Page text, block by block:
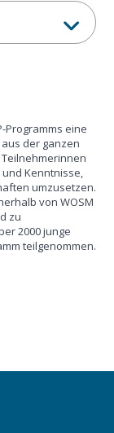
Programms eine
der ganzen
Kenntnisse,
umzusetzen.
von WOSM
zu
2000 junge
teilgenommen.